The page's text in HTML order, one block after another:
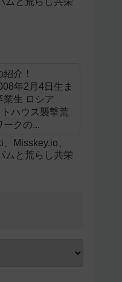
介！
年2月4日生ま
生 ロシア
ハウス襲撃荒
ークの...
Misskey.io、
ムと荒らし共栄